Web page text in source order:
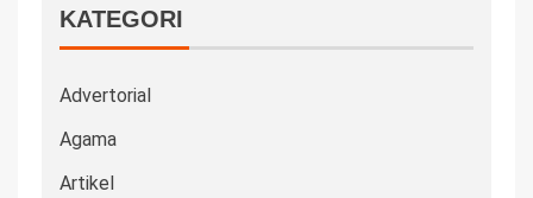
KATEGORI
Advertorial
Agama
Artikel